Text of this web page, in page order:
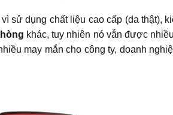
sử dụng chất liệu cao cấp (da thật),
khác, tuy nhiên nó vẫn được
may mắn cho công ty, doanh